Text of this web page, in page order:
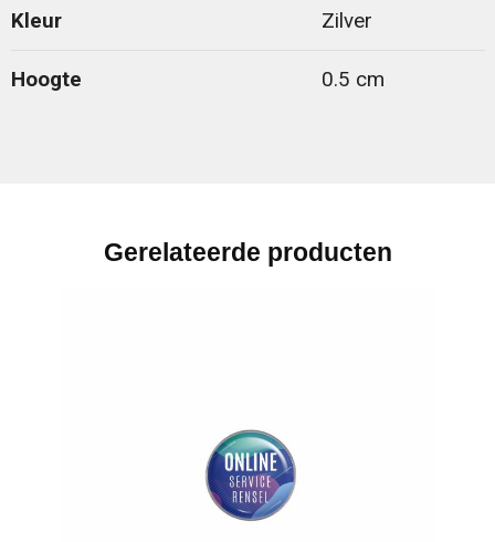
Kleur Zilver
Hoogte 0.5 cm
Gerelateerde producten